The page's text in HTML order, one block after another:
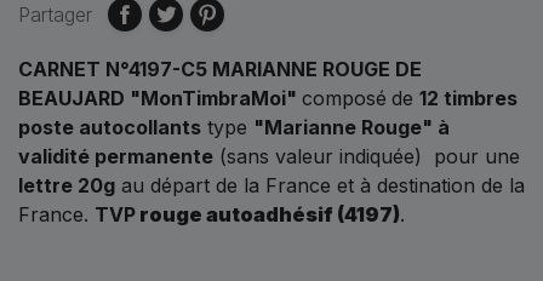
Partager
CARNET N°4197-C5 MARIANNE ROUGE DE
BEAUJARD "MonTimbraMoi" composé de 12 timbres
poste autocollants type "Marianne Rouge" à
validité permanente (sans valeur indiquée) pour une
lettre 20g au départ de la France et à destination de la
France. TVP rouge autoadhésif (4197).